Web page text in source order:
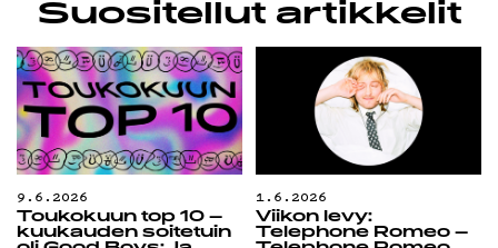
Suositellut artikkelit
9.6.2026
Toukokuun top 10 –
kuukauden soitetuin
1.6.2026
Viikon levy:
Telephone Romeo –